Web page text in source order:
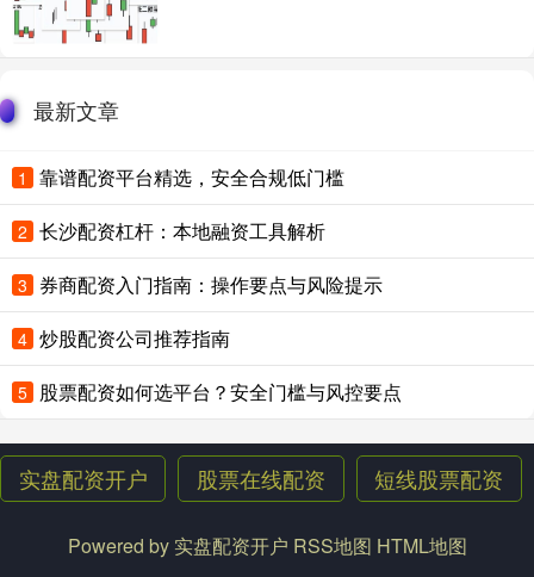
最新文章
1 靠谱配资平台精选，安全合规低门槛
2 长沙配资杠杆：本地融资工具解析
3 券商配资入门指南：操作要点与风险提示
4 炒股配资公司推荐指南
5 股票配资如何选平台？安全门槛与风控要点
实盘配资开户 股票在线配资 短线股票配资
Powered by 实盘配资开户 RSS地图 HTML地图